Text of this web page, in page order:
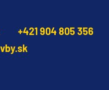
+421 904 805 356